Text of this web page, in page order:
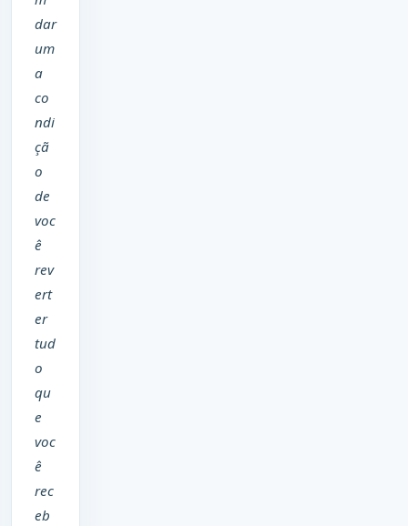
dar
um
a
co
ndi
çã
o
de
voc
ê
rev
ert
er
tud
o
qu
e
voc
ê
rec
eb